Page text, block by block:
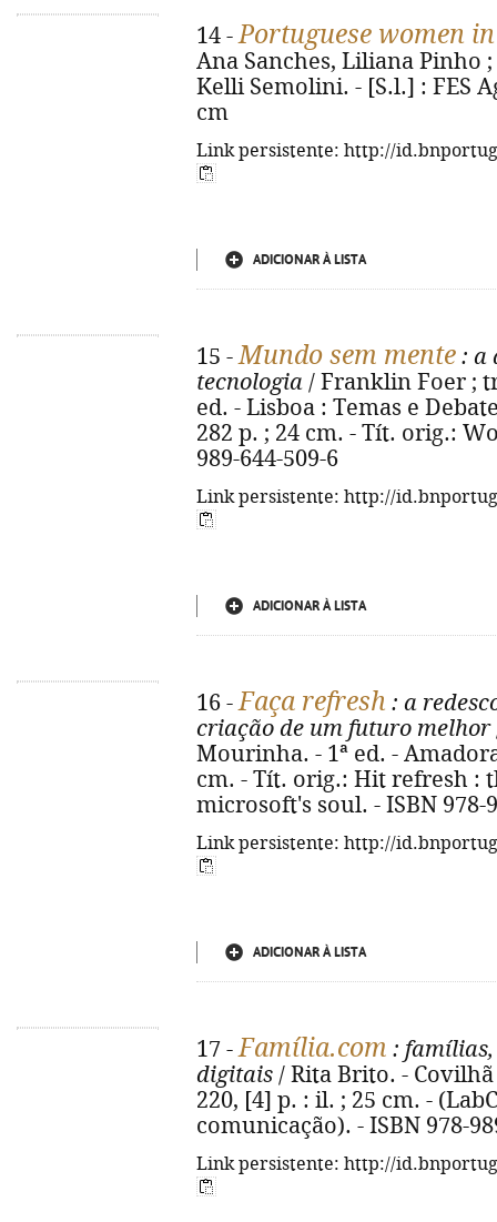
14 -Portuguese women
Ana Sanches, Liliana Pinho
Kelli Semolini. - [S.l.] : FES
cm
Link persistente: http://
ADICIONAR À LISTA
15 -Mundo sem mente : a
tecnologia / Franklin Foer ;
ed. - Lisboa : Temas e
282 p. ; 24 cm. - Tít. orig.:
989-644-509-6
Link persistente: http://
ADICIONAR À LISTA
16 -Faça refresh : a
criação de um futuro melhor
Mourinha. - 1ª ed. -
cm. - Tít. orig.: Hit refresh :
microsoft's soul. - ISBN 978-
Link persistente: http://
ADICIONAR À LISTA
17 -Família.com : famílias,
digitais / Rita Brito. -
220, [4] p. : il. ; 25 cm. -
comunicação). - ISBN 978-
Link persistente: http://